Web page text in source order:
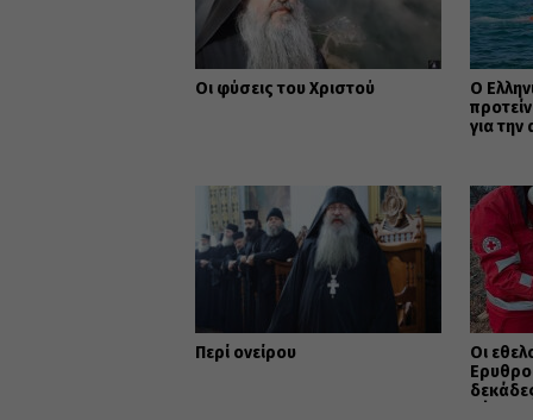
Οι φύσεις του Χριστού
Ο
για
Περί ονείρου
Οι